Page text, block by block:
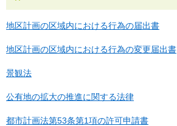
地区計画の区域内における行為の届出書​
地区計画の区域内における行為の変更届出書
景観法
公有地の拡大の推進に関する法律
都市計画法第53条第1項の許可申請書